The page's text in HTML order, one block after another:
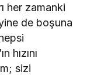
her zamanki
de boşuna
hızını
sizi